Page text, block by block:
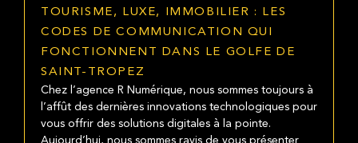
TOURISME, LUXE, IMMOBILIER : LES
CODES DE COMMUNICATION QUI
FONCTIONNENT DANS LE GOLFE DE
SAINT-TROPEZ
Chez l’agence R Numérique, nous sommes toujours à
l’affût des dernières innovations technologiques pour
vous offrir des solutions digitales à la pointe.
Aujourd’hui, nous sommes ravis de vous présenter